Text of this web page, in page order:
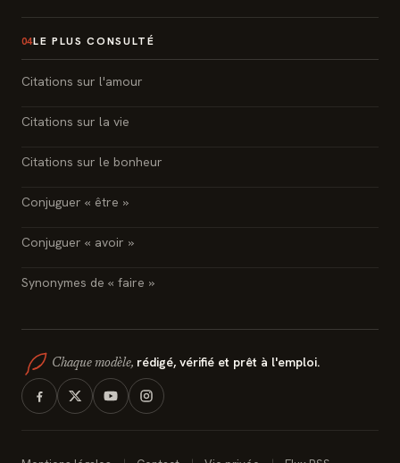
04LE PLUS CONSULTÉ
Citations sur l'amour
Citations sur la vie
Citations sur le bonheur
Conjuguer « être »
Conjuguer « avoir »
Synonymes de « faire »
Chaque modèle, rédigé, vérifié et prêt à l'emploi.